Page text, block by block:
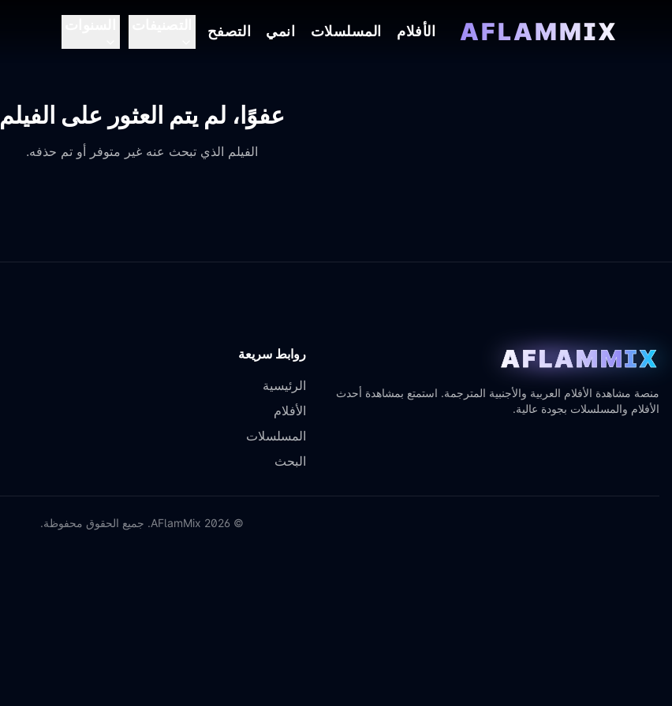
AFLAMMIX الأفلام المسلسلات انمي التصفح
عفوًا، لم يتم العثور على الفيلم
الفيلم الذي تبحث عنه غير متوفر أو تم حذفه.
AFLAMMIX
منصة مشاهدة الأفلام العربية والأجنبية المترجمة. استمتع بمشاهدة أحدث
الأفلام والمسلسلات بجودة عالية.
روابط سريعة
الرئيسية
الأفلام
المسلسلات
البحث
©
2026